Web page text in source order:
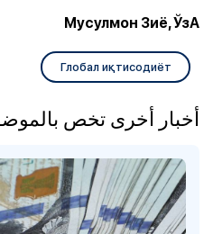
Мусулмон Зиё, ЎзА
Глобал иқтисодиёт
أخبار أخرى تخص